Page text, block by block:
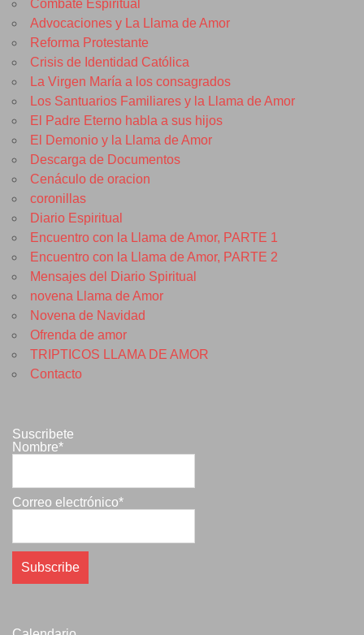
Combate Espiritual
Advocaciones y La Llama de Amor
Reforma Protestante
Crisis de Identidad Católica
La Virgen María a los consagrados
Los Santuarios Familiares y la Llama de Amor
El Padre Eterno habla a sus hijos
El Demonio y la Llama de Amor
Descarga de Documentos
Cenáculo de oracion
coronillas
Diario Espiritual
Encuentro con la Llama de Amor, PARTE 1
Encuentro con la Llama de Amor, PARTE 2
Mensajes del Diario Spiritual
novena Llama de Amor
Novena de Navidad
Ofrenda de amor
TRIPTICOS LLAMA DE AMOR
Contacto
Suscribete
Nombre*
Correo electrónico*